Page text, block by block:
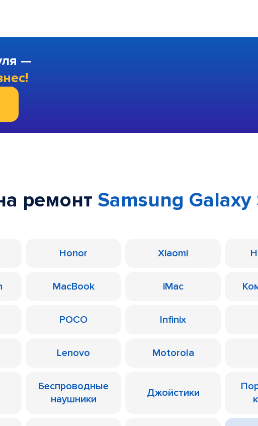
—
ремонт Samsung Galaxy
Honor Xiaomi
MacBook iMac
POCO Infinix
Lenovo Motorola
Беспроводные
наушники
Джойстики